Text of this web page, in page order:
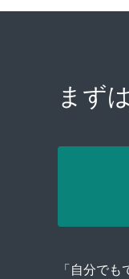
まず
「自分で